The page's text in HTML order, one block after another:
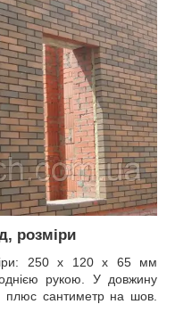
розміри
250 х 120 х 65 мм
рукою. У довжину
плюс сантиметр на шов.